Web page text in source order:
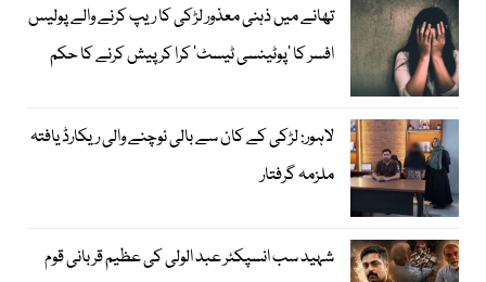
تھانے میں ذہنی معذور لڑکی کا ریپ کرنے والے پولیس
افسر کا ’پوٹینسی ٹیسٹ‘ کرا کر پیش کرنے کا حکم
لاہور: لڑکی کے کان سے بالی نوچنے والی ریکارڈ یافتہ
ملزمہ گرفتار
شہید سب انسپکٹر عبد الولی کی عظیم قربانی قوم